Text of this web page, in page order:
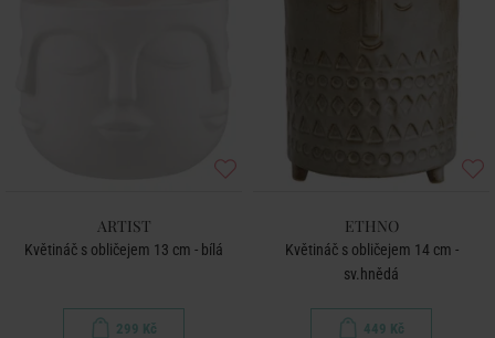
ARTIST
Květináč s obličejem 13 cm - bílá
299 Kč
ETHNO
Květináč s obličejem 14 cm -
sv.hnědá
449 Kč